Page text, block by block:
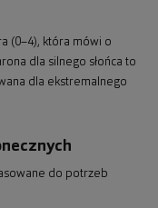
(0–4), która mówi o
dla silnego słońca to
dla ekstremalnego
do potrzeb